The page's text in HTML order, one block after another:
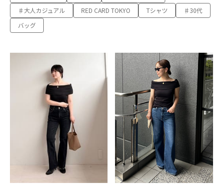
♯大人カジュアル
RED CARD TOKYO Tシャツ
♯30代
バッグ